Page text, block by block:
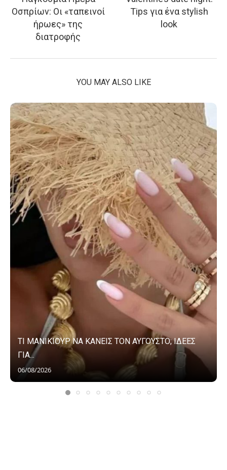
Οσπρίων: Οι «ταπεινοί
ήρωες» της
διατροφής
Tips για ένα stylish
look
YOU MAY ALSO LIKE
ΤΙ ΜΑΝΙΚΙΟΥΡ ΝΑ ΚΑΝΕΙΣ ΤΟΝ ΑΥΓΟΥΣΤΟ; ΙΔΕΕΣ
ΓΙΑ...
06/08/2026